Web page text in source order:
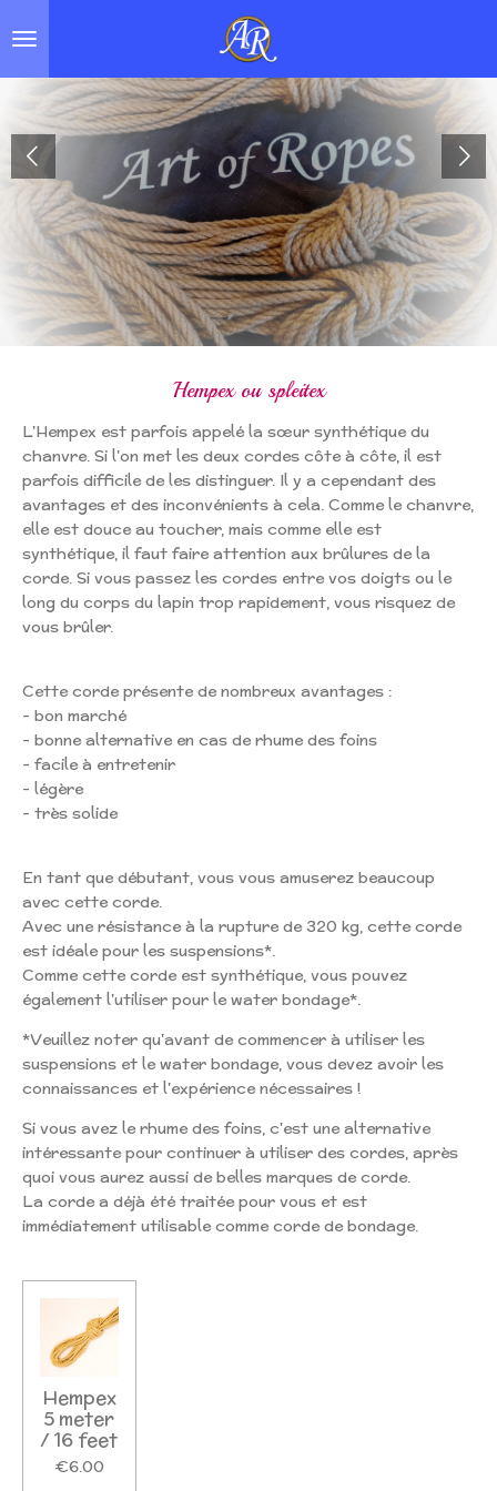
to
content
Hempex ou spleitex
L'Hempex est parfois appelé la sœur synthétique du
chanvre. Si l'on met les deux cordes côte à côte, il est
parfois difficile de les distinguer. Il y a cependant des
avantages et des inconvénients à cela. Comme le chanvre,
elle est douce au toucher, mais comme elle est
synthétique, il faut faire attention aux brûlures de la
corde. Si vous passez les cordes entre vos doigts ou le
long du corps du lapin trop rapidement, vous risquez de
vous brûler.
Cette corde présente de nombreux avantages :
- bon marché
- bonne alternative en cas de rhume des foins
- facile à entretenir
- légère
- très solide
En tant que débutant, vous vous amuserez beaucoup
avec cette corde.
Avec une résistance à la rupture de 320 kg, cette corde
est idéale pour les suspensions*.
Comme cette corde est synthétique, vous pouvez
également l'utiliser pour le water bondage*.
*Veuillez noter qu'avant de commencer à utiliser les
suspensions et le water bondage, vous devez avoir les
connaissances et l'expérience nécessaires !
Si vous avez le rhume des foins, c'est une alternative
intéressante pour continuer à utiliser des cordes, après
quoi vous aurez aussi de belles marques de corde.
La corde a déjà été traitée pour vous et est
immédiatement utilisable comme corde de bondage.
Hempex
5 meter
/ 16 feet
€6.00